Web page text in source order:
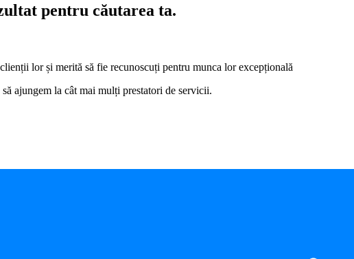
pentru căutarea ta.
lor și merită să fie recunoscuți pentru munca lor excepțională
ajungem la cât mai mulți prestatori de servicii.